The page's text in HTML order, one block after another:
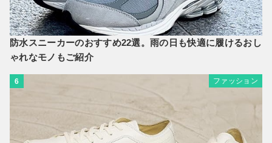
防水スニーカーのおすすめ22選。雨の日も快適に履けるおし
ゃれなモノもご紹介
6 ファッション